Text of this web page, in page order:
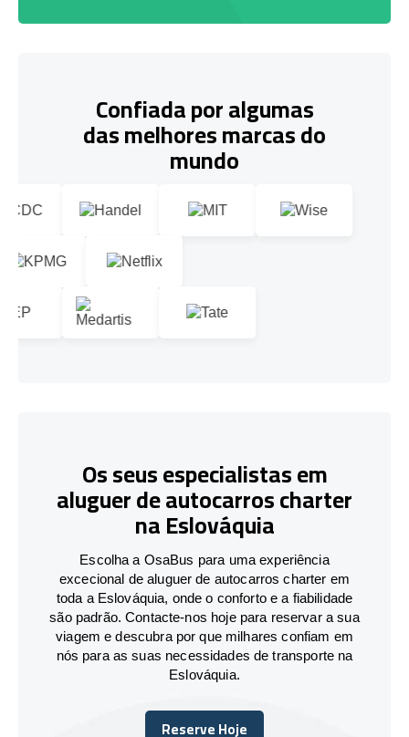
Confiada por algumas
das melhores marcas do
mundo
Os seus especialistas em
aluguer de autocarros charter
na Eslováquia
Escolha a OsaBus para uma experiência
excecional de aluguer de autocarros charter em
toda a Eslováquia, onde o conforto e a fiabilidade
são padrão. Contacte-nos hoje para reservar a sua
viagem e descubra por que milhares confiam em
nós para as suas necessidades de transporte na
Eslováquia.
Reserve Hoje